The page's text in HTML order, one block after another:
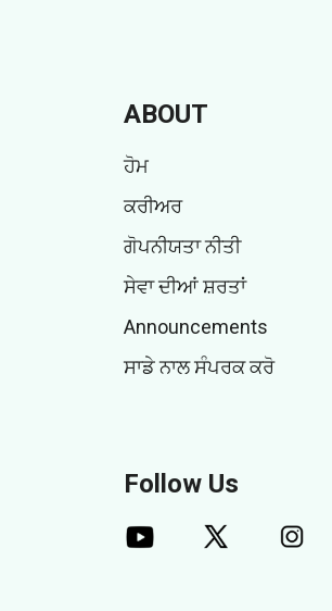
ABOUT
ਹੋਮ
ਕਰੀਅਰ
ਗੋਪਨੀਯਤਾ ਨੀਤੀ
ਸੇਵਾ ਦੀਆਂ ਸ਼ਰਤਾਂ
Announcements
ਸਾਡੇ ਨਾਲ ਸੰਪਰਕ ਕਰੋ
Follow Us